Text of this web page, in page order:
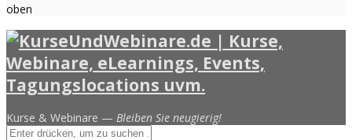
oben
Kurse & Webinare — Bleiben Sie neugierig!